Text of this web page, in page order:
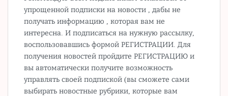
упрощенной подписки на новости , дабы не
получать информацию , которая вам не
интересна. И подписаться на нужную рассылку,
воспользовавшись формой РЕГИСТРАЦИИ. Для
получения новостей пройдите РЕГИСТРАЦИЮ и
вы автоматически получите возможность
управлять своей подпиской (вы сможете сами
выбирать новостные рубрики, которые вам